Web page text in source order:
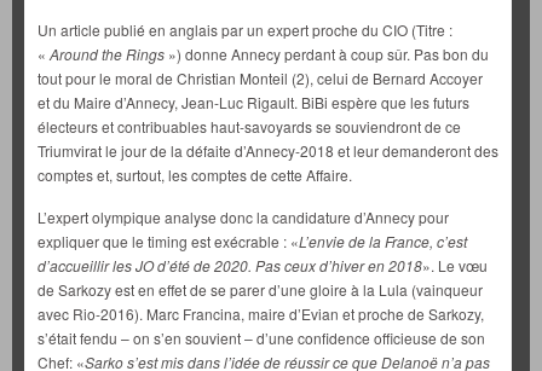
Un article publié en anglais par un expert proche du CIO (Titre :
«Around the Rings ») donne Annecy perdant à coup sûr. Pas bon du
tout pour le moral de Christian Monteil (2), celui de Bernard Accoyer
et du Maire d’Annecy, Jean-Luc Rigault. BiBi espère que les futurs
électeurs et contribuables haut-savoyards se souviendront de ce
Triumvirat le jour de la défaite d’Annecy-2018 et leur demanderont des
comptes et, surtout, les comptes de cette Affaire.
L’expert olympique analyse donc la candidature d’Annecy pour
expliquer que le timing est exécrable : «L’envie de la France, c’est
d’accueillir les JO d’été de 2020. Pas ceux d’hiver en 2018». Le vœu
de Sarkozy est en effet de se parer d’une gloire à la Lula (vainqueur
avec Rio-2016). Marc Francina, maire d’Evian et proche de Sarkozy,
s’était fendu – on s’en souvient – d’une confidence officieuse de son
Chef: «Sarko s’est mis dans l’idée de réussir ce que Delanoë n’a pas